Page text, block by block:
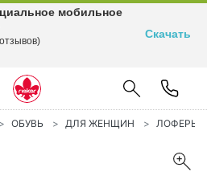
ОБУВЬ ДЛЯ ЖЕНЩИН ЛОФЕРЫ
мобильное
Скачать